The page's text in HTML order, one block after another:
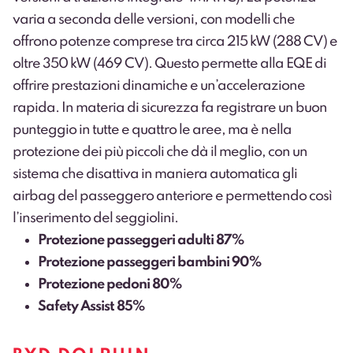
varia a seconda delle versioni, con modelli che
offrono potenze comprese tra circa 215 kW (288 CV) e
oltre 350 kW (469 CV). Questo permette alla EQE di
offrire prestazioni dinamiche e un’accelerazione
rapida. In materia di sicurezza fa registrare un buon
punteggio in tutte e quattro le aree, ma è nella
protezione dei più piccoli che dà il meglio, con un
sistema che disattiva in maniera automatica gli
airbag del passeggero anteriore e permettendo così
l’inserimento del seggiolini.
Protezione passeggeri adulti 87%
Protezione passeggeri bambini 90%
Protezione pedoni 80%
Safety Assist 85%